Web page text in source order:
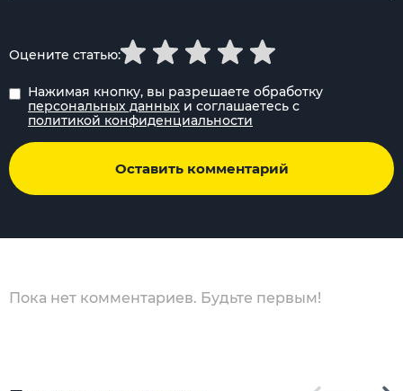
Нажимая кнопку, вы разрешаете обработку
персональных данных и соглашаетесь с
политикой конфиденциальности
Оставить комментарий
Оцените статью:
Пока нет комментариев. Будьте первым!